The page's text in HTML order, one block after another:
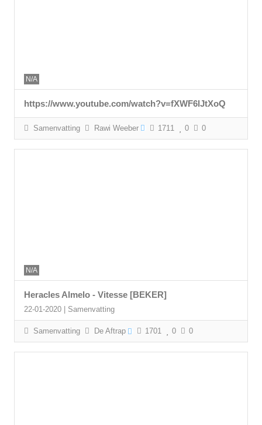
N/A
https://www.youtube.com/watch?v=fXWF6lJtXoQ
Samenvatting Rawi Weeber 1711 0 0
N/A
Heracles Almelo - Vitesse [BEKER]
22-01-2020 | Samenvatting
Samenvatting De Aftrap 1701 0 0